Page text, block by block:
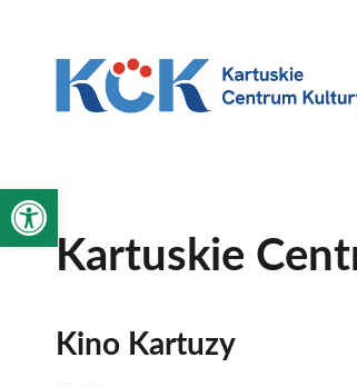
Otwórz pasek narzędzi
Kartuskie
Kino Kartuzy